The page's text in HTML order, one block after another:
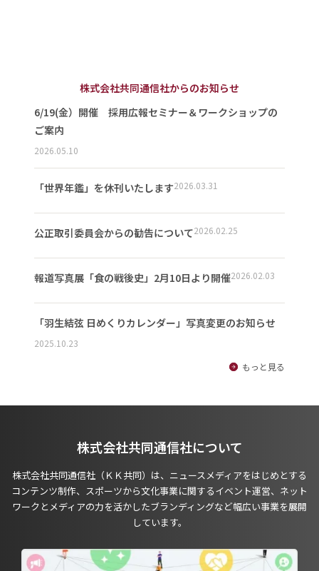
株式会社共同通信社からのお知らせ
6/19(金）開催 採用広報セミナー＆ワークショップの
ご案内
2026.05.10
「世界年鑑」を休刊いたします2026.03.31
公正取引委員会からの勧告について2026.02.25
報道写真展「食の戦後史」2月10日より開催2026.02.03
「羽生結弦 日めくりカレンダー」写真変更のお知らせ
2025.10.23
もっと見る
株式会社共同通信社について
株式会社共同通信社（ＫＫ共同）は、ニュースメディアをはじめとする
コンテンツ制作、スポーツから文化事業に関するイベント運営、ネット
ワークとメディアの力を活かしたブランディングなど幅広い事業を展開
しています。